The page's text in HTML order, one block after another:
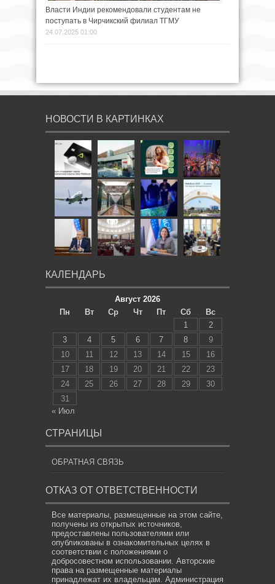
Власти Индии рекомендовали студентам не
поступать в Чирчикский филиал ТГМУ
24.07.2025 01:00
НОВОСТИ В КАРТИНКАХ
КАЛЕНДАРЬ
Август 2026
Пн
Вт Ср Чт Пт Сб
Вс
1
2
3
4 5 6 7 8
9
10
11 12 13 14 15
16
17
18 19 20 21 22
23
24
25 26 27 28 29
30
31
« Июл
СТРАНИЦЫ
ОБРАТНАЯ СВЯЗЬ
ОТКАЗ ОТ ОТВЕТСТВЕННОСТИ
Все материалы, размещенные на этом сайте,
получены из открытых источников,
предоставлены пользователями или
опубликованы в ознакомительных целях в
соответствии с положениями о
добросовестном использовании. Авторские
права на размещенные материалы
принадлежат их владельцам. Администрация